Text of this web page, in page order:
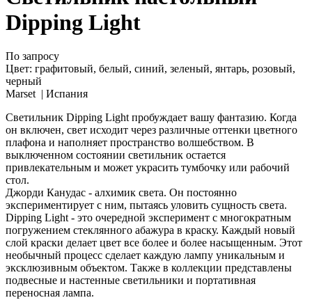
Dipping Light
По запросу
Цвет: графитовый, белый, синий, зеленый, янтарь, розовый,
черный
Marset | Испания
Светильник Dipping Light пробуждает вашу фантазию. Когда
он включен, свет исходит через различные оттенки цветного
плафона и наполняет пространство волшебством. В
выключенном состоянии светильник остается
привлекательным и может украсить тумбочку или рабочий
стол.
Джорди Канудас - алхимик света. Он постоянно
экспериментирует с ним, пытаясь уловить сущность света.
Dipping Light - это очередной эксперимент с многократным
погружением стеклянного абажура в краску. Каждый новый
слой краски делает цвет все более и более насыщенным. Этот
необычный процесс сделает каждую лампу уникальным и
эксклюзивным объектом. Также в коллекции представлены
подвесные и настенные светильники и портативная
переносная лампа.